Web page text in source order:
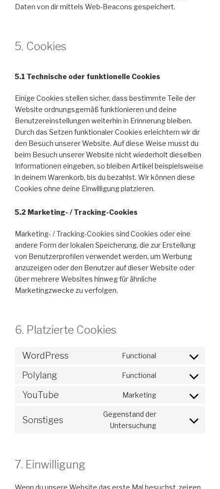
Daten von dir mittels Web-Beacons gespeichert.
5. Cookies
5.1 Technische oder funktionelle Cookies
Einige Cookies stellen sicher, dass bestimmte Teile der
Website ordnungsgemäß funktionieren und deine
Benutzereinstellungen weiterhin in Erinnerung bleiben.
Durch das Setzen funktionaler Cookies erleichtern wir dir
den Besuch unserer Website. Auf diese Weise musst du
beim Besuch unserer Website nicht wiederholt dieselben
Informationen eingeben, so bleiben Artikel beispielsweise
in deinem Warenkorb, bis du bezahlst. Wir können diese
Cookies ohne deine Einwilligung platzieren.
5.2 Marketing- / Tracking-Cookies
Marketing- / Tracking-Cookies sind Cookies oder eine
andere Form der lokalen Speicherung, die zur Erstellung
von Benutzerprofilen verwendet werden, um Werbung
anzuzeigen oder den Benutzer auf dieser Website oder
über mehrere Websites hinweg für ähnliche
Marketingzwecke zu verfolgen.
6. Platzierte Cookies
WordPress Functional
Consent
wordpress
Polylang Functional
Consent
YouTube Marketing
Consent
Sonstiges
Gegenstand der
Untersuchung
Consent
7. Einwilligung
Wenn du unsere Website das erste Mal besuchst, zeigen